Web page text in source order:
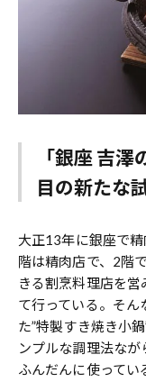
「銀座 吉
目の新たな
大正13年に銀座で
階は精肉店で、2階
きる割烹料理店を
て行っている。そん
た”特製すき焼き小
ンプルな調理法な
ふんだんに使ってい